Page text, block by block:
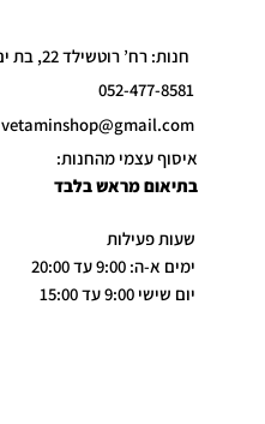
חנות: רח’ רוטשילד 22, בת ים
052-477-8581
vetaminshop@gmail.com
איסוף עצמי מהחנות:
בתיאום מראש בלבד
שעות פעילות
ימים א-ה: 9:00 עד 20:00
יום שישי 9:00 עד 15:00